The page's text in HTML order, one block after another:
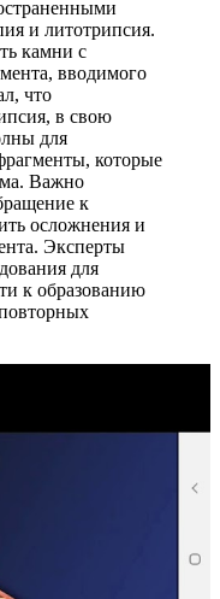
и литотрипсия.
камни с
вводимого
что
в свою
для
которые
Важно
к
осложнения и
Эксперты
для
к образованию